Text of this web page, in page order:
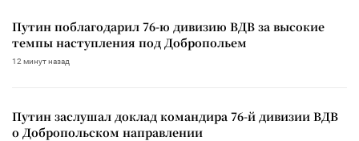
Путин поблагодарил 76-ю дивизию ВДВ за высокие
темпы наступления под Добропольем
12 минут назад
Путин заслушал доклад командира 76-й дивизии ВДВ
о Добропольском направлении